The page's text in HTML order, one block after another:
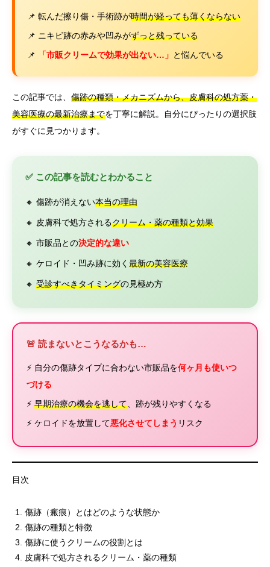
📌 転んだ擦り傷・手術跡が時間が経っても薄くならない
📌 ニキビ跡の赤みや凹みがずっと残っている
📌
「市販クリームで効果が出ない…」 と悩んでいる
この記事では、 傷跡の種類・メカニズムから、皮膚科の処方薬・
美容医療の最新治療までを丁寧に解説。自分にぴったりの選択肢
がすぐに見つかります。
✅ この記事を読むとわかること
🔸 傷跡が消えない本当の理由
🔸 皮膚科で処方されるクリーム・薬の種類と効果
🔸 市販品との決定的な違い
🔸 ケロイド・凹み跡に効く 最新の美容医療
🔸 受診すべきタイミングの見極め方
🚨 読まないとこうなるかも…
⚡ 自分の傷跡タイプに合わない市販品を何ヶ月も使いつ
づける
⚡ 早期治療の機会を逃して、跡が残りやすくなる
⚡ ケロイドを放置して悪化させてしまう リスク
目次
傷跡（瘢痕）とはどのような状態か
傷跡の種類と特徴
傷跡に使うクリームの役割とは
皮膚科で処方されるクリーム・薬の種類